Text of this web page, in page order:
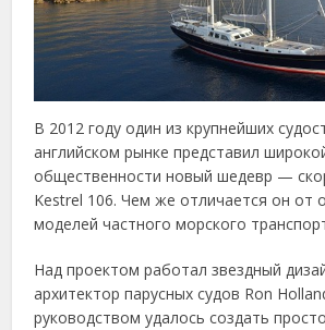
В 2012 году один из крупнейших
английском рынке представил
общественности новый шедевр —
Kestrel 106. Чем же отличается он от
моделей частного морского
Над проектом работал звездный
архитектор парусных судов Ron
руководством удалось создать